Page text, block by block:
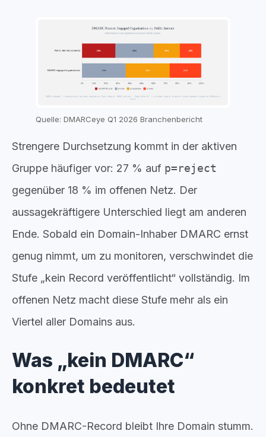
Quelle: DMARCeye Q1 2026 Branchenbericht
Strengere Durchsetzung kommt in der aktiven
Gruppe häufiger vor: 27 % auf p=reject
gegenüber 18 % im offenen Netz. Der
aussagekräftigere Unterschied liegt am anderen
Ende. Sobald ein Domain-Inhaber DMARC ernst
genug nimmt, um zu monitoren, verschwindet die
Stufe „kein Record veröffentlicht“ vollständig. Im
offenen Netz macht diese Stufe mehr als ein
Viertel aller Domains aus.
Was „kein DMARC“
konkret bedeutet
Ohne DMARC-Record bleibt Ihre Domain stumm.